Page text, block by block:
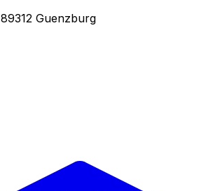
89312 Guenzburg